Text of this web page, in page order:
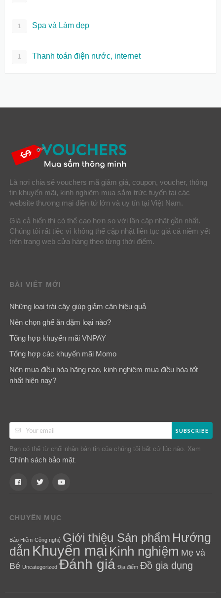
1 Spa và Làm đẹp
1 Thanh toán điện nước, internet
Là nơi chia sẻ vouchers mã giảm giá, coupon, voucher, thông
tin khuyến mãi, kinh nghiệm mua sắm trức tuyến tại các
website thương mại điện tử lớn và uy tín tại Việt Nam.
Giá cả hiển thị có thể cao hơn so với lần cập nhật gần nhất.
Chúng tôi rất tiếc vì không thể cập nhật liên tục giá cả niêm yết
trên trang web cửa hàng theo từng thời điểm.
BÀI VIẾT MỚI
Những loại trái cây giúp giảm cân hiệu quả
Nên chọn ghế ăn dặm loại nào?
Tổng hợp khuyến mãi VNPAY
Tổng hợp các khuyến mãi Momo
Nên mua điều hòa hãng nào, kinh nghiệm mua điều hòa tốt
nhất hiện nay?
SUBSCRIBE
Bạn có thể từ chối nhận bản tin của chúng tôi bất cứ lúc nào. Xem
Chính sách bảo mật
CHUYÊN MỤC
Bảo Hiểm Công nghệ Giới thiệu Sản phẩm Hướng
dẫn Khuyến mại Kinh nghiệm Mẹ và
Bé Uncategorized Đánh giá Địa điểm Đồ gia dụng